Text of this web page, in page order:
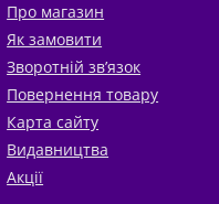
Про магазин
Як замовити
Зворотній зв’язок
Повернення товару
Карта сайту
Видавництва
Акції